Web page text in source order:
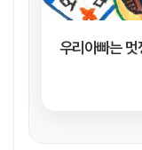
우리아빠는 멋